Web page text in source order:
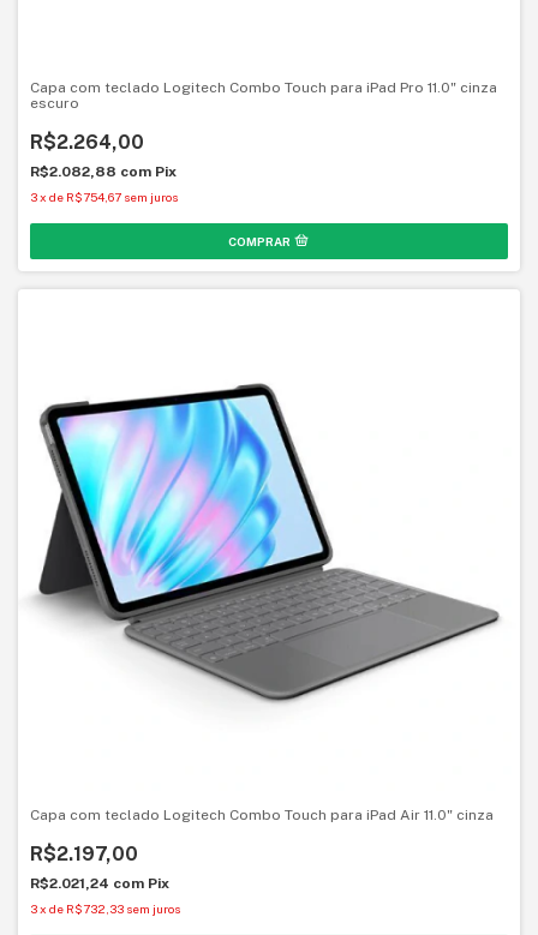
Capa com teclado Logitech Combo Touch para iPad Pro 11.0" cinza
escuro
R$2.264,00
R$2.082,88 com Pix
3x de R$754,67 sem juros
Capa com teclado Logitech Combo Touch para iPad Air 11.0" cinza
R$2.197,00
R$2.021,24 com Pix
3x de R$732,33 sem juros